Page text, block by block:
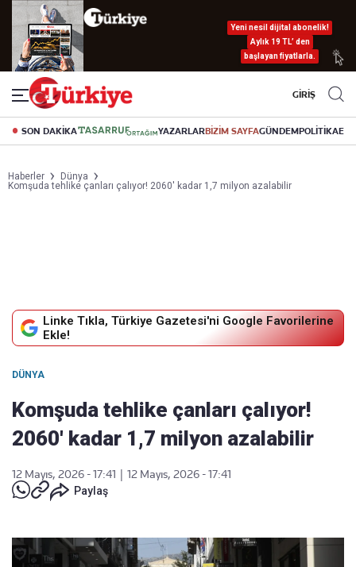
Yeni nesil dijital abonelik!
Aylık 19 TL’ den
başlayan fiyatlarla.
GİRİŞ
SON DAKİKA YAZARLARBİZİM SAYFAGÜNDEMPOLİTİKA
Haberler
Dünya
Komşuda tehlike çanları çalıyor! 2060' kadar 1,7 milyon azalabilir
Linke Tıkla, Türkiye Gazetesi'ni Google Favorilerine
Ekle!
DÜNYA
Komşuda tehlike çanları çalıyor!
2060' kadar 1,7 milyon azalabilir
12 Mayıs, 2026 - 17:41
12 Mayıs, 2026 - 17:41
Paylaş